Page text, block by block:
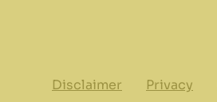
Disclaimer Privacy